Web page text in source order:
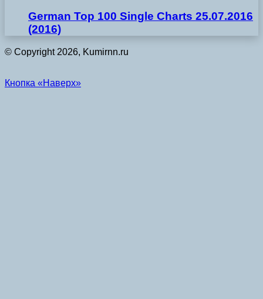
German Top 100 Single Charts 25.07.2016
(2016)
© Copyright 2026, Kumirnn.ru
Кнопка «Наверх»